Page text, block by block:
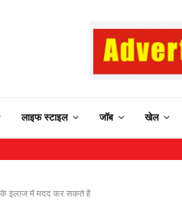
लाइफ स्टाइल जॉब खेल
के इलाज में मदद कर सकते हैं